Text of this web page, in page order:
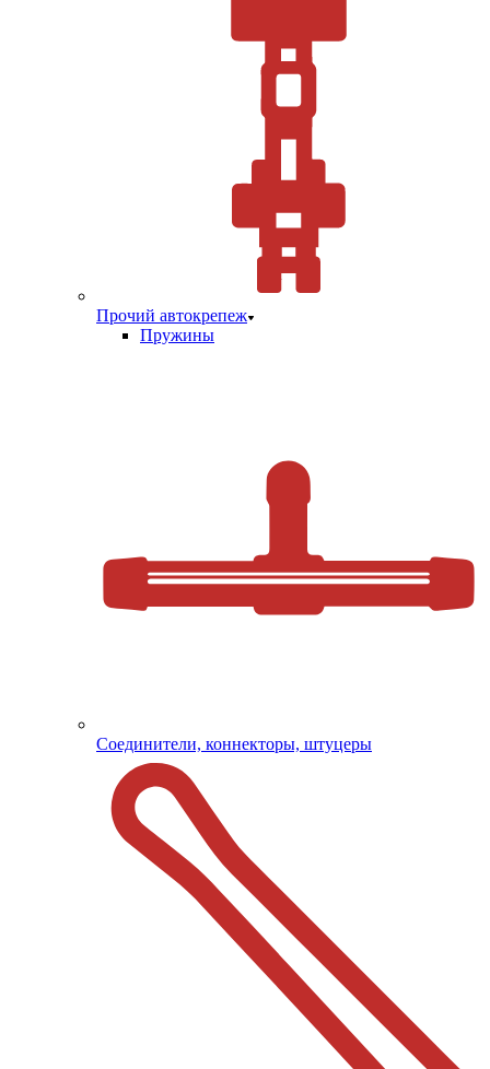
Прочий автокрепеж
Пружины
Соединители, коннекторы, штуцеры